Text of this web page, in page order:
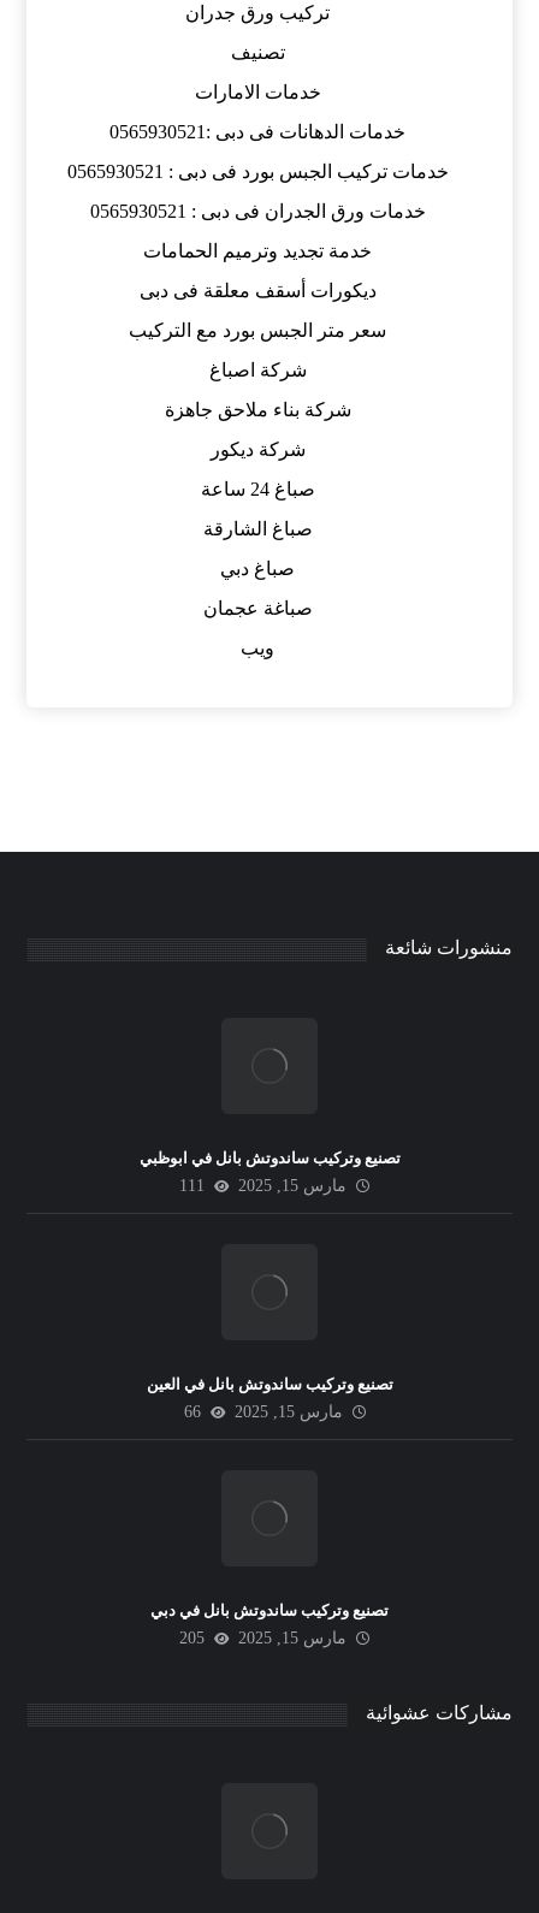
تركيب ورق جدران
تصنيف
خدمات الامارات
خدمات الدهانات فى دبى :0565930521
خدمات تركيب الجبس بورد فى دبى : 0565930521
خدمات ورق الجدران فى دبى : 0565930521
خدمة تجديد وترميم الحمامات
ديكورات أسقف معلقة فى دبى
سعر متر الجبس بورد مع التركيب
شركة اصباغ
شركة بناء ملاحق جاهزة
شركة ديكور
صباغ 24 ساعة
صباغ الشارقة
صباغ دبي
صباغة عجمان
ويب
منشورات شائعة
تصنيع وتركيب ساندوتش بانل في ابوظبي
مارس 15, 2025
111
تصنيع وتركيب ساندوتش بانل في العين
مارس 15, 2025
66
تصنيع وتركيب ساندوتش بانل في دبي
مارس 15, 2025
205
مشاركات عشوائية